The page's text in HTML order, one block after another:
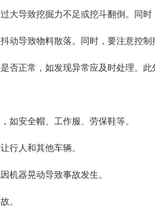
大导致挖掘力不足或挖斗翻倒。同
动导致物料散落。同时，要注意控
否正常，如发现异常应及时处理。
如安全帽、工作服、劳保鞋等。
行人和其他车辆。
机器晃动导致事故发生。
。